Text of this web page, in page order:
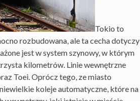
Tokio to
rozbudowana, ale ta cecha dotyczy
jest w system szynowy, w którym
kilometrów. Linie wewnętrzne
Toei. Oprócz tego, ze miasto
koleje automatyczne, które na